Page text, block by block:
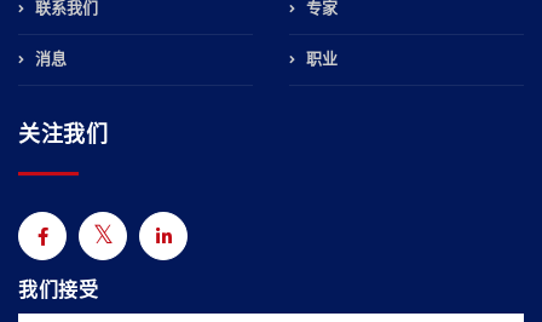
联系我们
消息
专家
职业
关注我们
我们接受